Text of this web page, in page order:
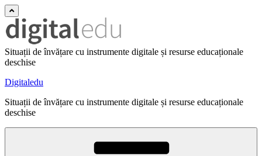
Situații de învățare cu instrumente digitale și resurse educaționale
deschise
Digitaledu
Situații de învățare cu instrumente digitale și resurse educaționale
deschise